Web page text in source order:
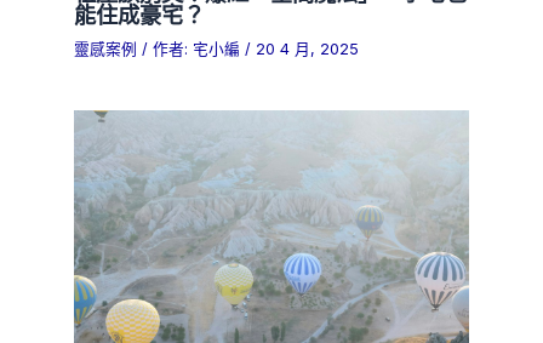
能住成豪宅？
靈感案例 / 作者: 宅小編 / 20 4 月, 2025